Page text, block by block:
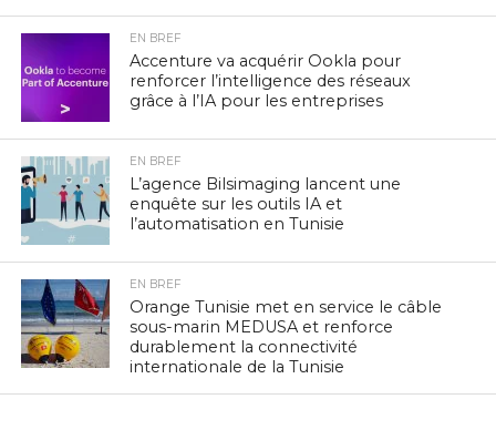
EN BREF
Accenture va acquérir Ookla pour
renforcer l’intelligence des réseaux
grâce à l’IA pour les entreprises
EN BREF
L’agence Bilsimaging lancent une
enquête sur les outils IA et
l’automatisation en Tunisie
EN BREF
Orange Tunisie met en service le câble
sous-marin MEDUSA et renforce
durablement la connectivité
internationale de la Tunisie